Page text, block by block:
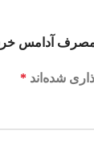
خرسی 7000 پاف
شده‌اند *